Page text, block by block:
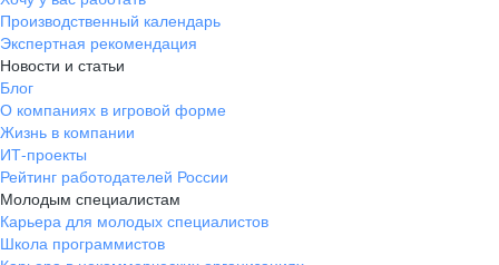
Производственный календарь
Экспертная рекомендация
Новости и статьи
Блог
О компаниях в игровой форме
Жизнь в компании
ИТ-проекты
Рейтинг работодателей России
Молодым специалистам
Карьера для молодых специалистов
Школа программистов